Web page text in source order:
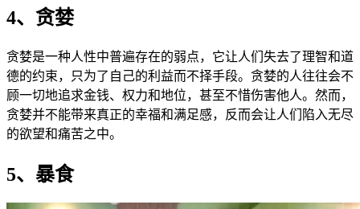
4、贪婪
贪婪是一种人性中普遍存在的弱点，它让人们失去了理智和道
德的约束，只为了自己的利益而不择手段。贪婪的人往往会不
顾一切地追求金钱、权力和地位，甚至不惜伤害他人。然而，
贪婪并不能带来真正的幸福和满足感，反而会让人们陷入无尽
的欲望和痛苦之中。
5、暴食